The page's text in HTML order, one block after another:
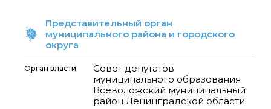
Представительный орган
муниципального района и городского
округа
Орган власти
Совет депутатов
муниципального образования
Всеволожский муниципальный
район Ленинградской области